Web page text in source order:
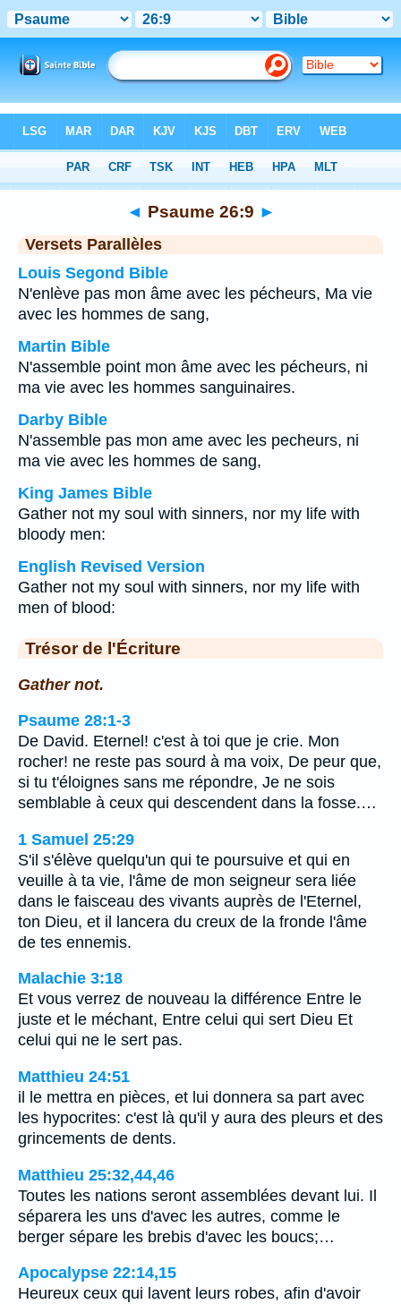
Chapitre 26> Verset 9
◄ Psaume 26:9 ►
Versets Parallèles
Louis Segond Bible
N'enlève pas mon âme avec les pécheurs, Ma vie
avec les hommes de sang,
Martin Bible
N'assemble point mon âme avec les pécheurs, ni
ma vie avec les hommes sanguinaires.
Darby Bible
N'assemble pas mon ame avec les pecheurs, ni
ma vie avec les hommes de sang,
King James Bible
Gather not my soul with sinners, nor my life with
bloody men:
English Revised Version
Gather not my soul with sinners, nor my life with
men of blood:
Trésor de l'Écriture
Gather not.
Psaume 28:1-3
De David. Eternel! c'est à toi que je crie. Mon
rocher! ne reste pas sourd à ma voix, De peur que,
si tu t'éloignes sans me répondre, Je ne sois
semblable à ceux qui descendent dans la fosse.…
1 Samuel 25:29
S'il s'élève quelqu'un qui te poursuive et qui en
veuille à ta vie, l'âme de mon seigneur sera liée
dans le faisceau des vivants auprès de l'Eternel,
ton Dieu, et il lancera du creux de la fronde l'âme
de tes ennemis.
Malachie 3:18
Et vous verrez de nouveau la différence Entre le
juste et le méchant, Entre celui qui sert Dieu Et
celui qui ne le sert pas.
Matthieu 24:51
il le mettra en pièces, et lui donnera sa part avec
les hypocrites: c'est là qu'il y aura des pleurs et des
grincements de dents.
Matthieu 25:32,44,46
Toutes les nations seront assemblées devant lui. Il
séparera les uns d'avec les autres, comme le
berger sépare les brebis d'avec les boucs;…
Apocalypse 22:14,15
Heureux ceux qui lavent leurs robes, afin d'avoir